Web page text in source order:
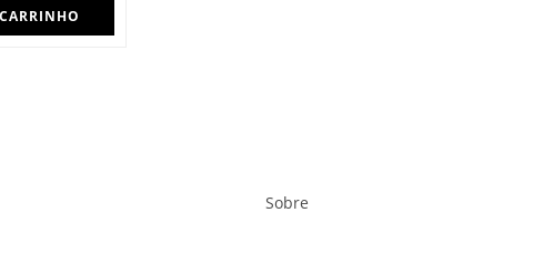
Sobre